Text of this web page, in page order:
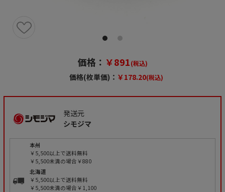
価格： ￥891(税込)
価格(枚単価)： ￥178.20(税込)
発送元
シモジマ
本州
￥5,500以上で送料無料
￥5,500未満の場合￥880
北海道
￥5,500以上で送料無料
￥5,500未満の場合￥1,100